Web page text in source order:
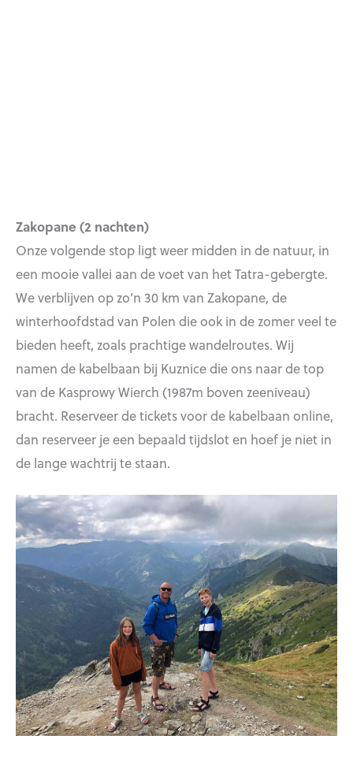
Zakopane (2 nachten)
Onze volgende stop ligt weer midden in de natuur, in
een mooie vallei aan de voet van het Tatra-gebergte.
We verblijven op zo’n 30 km van Zakopane, de
winterhoofdstad van Polen die ook in de zomer veel te
bieden heeft, zoals prachtige wandelroutes. Wij
namen de kabelbaan bij Kuznice die ons naar de top
van de Kasprowy Wierch (1987m boven zeeniveau)
bracht. Reserveer de tickets voor de kabelbaan online,
dan reserveer je een bepaald tijdslot en hoef je niet in
de lange wachtrij te staan.